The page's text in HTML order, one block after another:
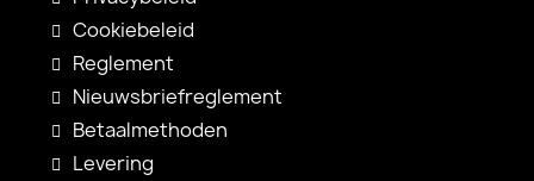
Cookiebeleid
Reglement
Nieuwsbriefreglement
Betaalmethoden
Levering